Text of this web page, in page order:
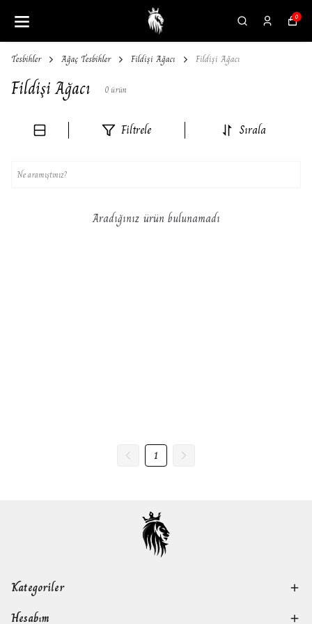
0
Tesbihler Ağaç Tesbihler Fildişi Ağacı Fildişi Ağacı
Fildişi Ağacı 0ürün
Filtrele Sırala
Aradığınız ürün bulunamadı
1
Kategoriler
Hesabım